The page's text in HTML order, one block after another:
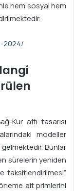
hem sosyal hem
2024/
Kur affı tasarısı
modeller
Bunlar
sürelerin yeniden
taksitlendirilmesi”
ait primlerini